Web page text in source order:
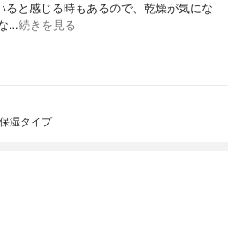
ると感じる時もあるので、乾燥が気にな
…続きを見る
湿タイプ